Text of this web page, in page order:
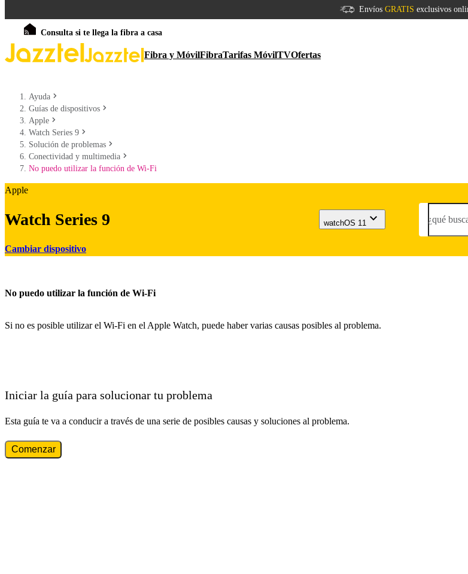
Envíos GRATIS exclusivos
Consulta si te llega la fibra a casa
Fibra y MóvilFibraTarifas MóvilTVOfertas
Ayuda
Guías de dispositivos
Apple
Watch Series 9
Solución de problemas
Conectividad y multimedia
No puedo utilizar la función de Wi-Fi
Apple
Watch Series 9
Cambiar dispositivo
watchOS 11 ¿qué
No puedo utilizar la función de Wi-Fi
Si no es posible utilizar el Wi-Fi en el Apple Watch, puede haber varias causas posibles al problema.
Iniciar la guía para solucionar tu problema
Esta guía te va a conducir a través de una serie de posibles causas y soluciones al problema.
Comenzar